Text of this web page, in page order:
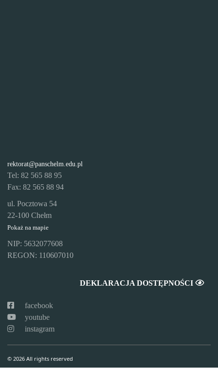
rektorat@panschelm.edu.pl
Tel: 82 565 88 95
Fax: 82 565 88 94
ul. Pocztowa 54
22-100 Chełm
Pokaż na mapie
NIP: 5632077608
REGON: 110607010
DEKLARACJA DOSTĘPNOŚCI
facebook
youtube
instagram
© 2026 All rights reserved